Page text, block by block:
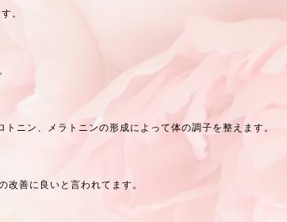
。
トニン、メラトニンの形成によって体の調子を整えます。
改善に良いと言われてます。